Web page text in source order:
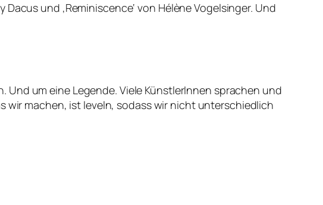
und ‚Reminiscence‘ von Hélène Vogelsinger. Und
Und um eine Legende. Viele KünstlerInnen sprachen und
wir machen, ist leveln, sodass wir nicht unterschiedlich